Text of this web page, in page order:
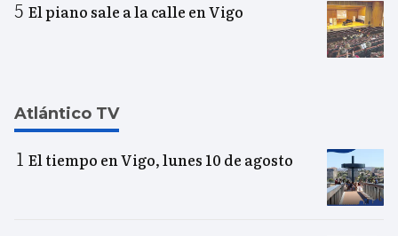
El piano sale a la calle en Vigo
Atlántico TV
El tiempo en Vigo, lunes 10 de agosto